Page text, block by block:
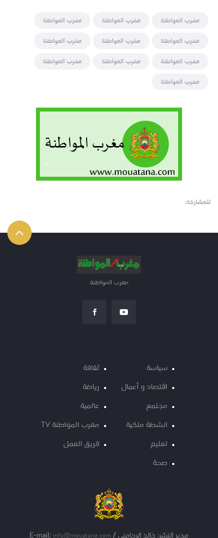
مغرب المواطنة مغرب المواطنة
مغرب المواطنة
مغرب المواطنة
مغرب المواطنة
مغرب المواطنة
مغرب المواطنة
مغرب المواطنة
مغرب المواطنة
مغرب المواطنة
للمشاركة:
مغرب المواطنة
سياسة
اقتصاد و أعمال
مجتمع
انشطة ملكية
تعليم
صحة
ثقافة
رياضة
عالمية
مغرب المواطنة TV
فريق العمل